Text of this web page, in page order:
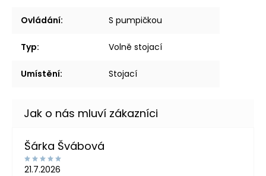
Ovládání: S pumpičkou
Typ: Volně stojací
Umístění: Stojací
Šárka Švábová
21.7.2026